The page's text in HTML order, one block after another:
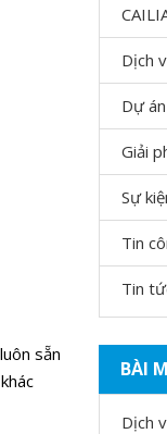
sẵn
Dịch
Dự án
Giải
Sự
Tin
Tin
BÀI
Dịch